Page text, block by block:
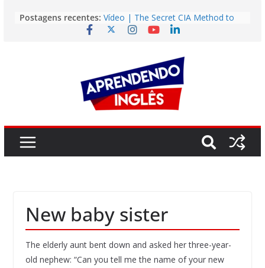
para
Postagens recentes: Vídeo | The Secret CIA Method to
Learn Any Language in 11 Days
Vídeo | Do imaginary friends make
you smarter?
Story | Brasília: The City That Rose
from the Wilderness
Easy English Song | Somewhere
Over the Rainbow (Israel
New baby sister
The elderly aunt bent down and asked her three-year-
old nephew: “Can you tell me the name of your new